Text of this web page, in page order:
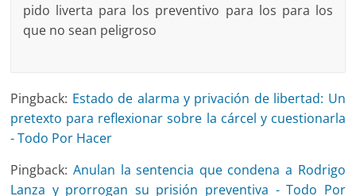
pido liverta para los preventivo para los para los
que no sean peligroso
Pingback: Estado de alarma y privación de libertad: Un
pretexto para reflexionar sobre la cárcel y cuestionarla
- Todo Por Hacer
Pingback:Anulan la sentencia que condena a Rodrigo
Lanza y prorrogan su prisión preventiva - Todo Por